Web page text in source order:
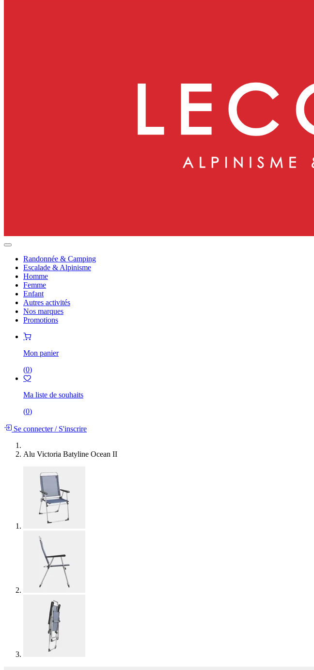
Randonnée & Camping
Escalade & Alpinisme
Homme
Femme
Enfant
Autres activités
Nos marques
Promotions
Mon panier
(0)
Ma liste de souhaits
(0)
Se connecter/S'inscrire
Alu Victoria Batyline Ocean II